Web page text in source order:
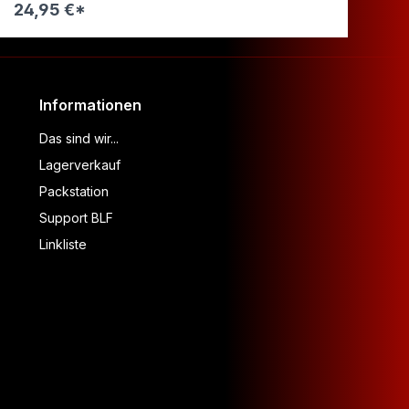
24,95 €*
Informationen
Das sind wir...
Lagerverkauf
Packstation
Support BLF
Linkliste